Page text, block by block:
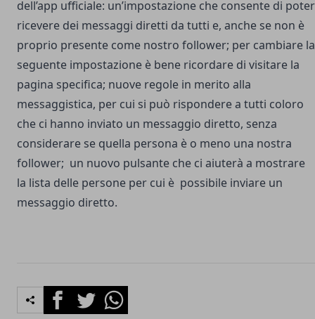
dell’app ufficiale: un’impostazione che consente di poter
ricevere dei messaggi diretti da tutti e, anche se non è
proprio presente come nostro follower; per cambiare la
seguente impostazione è bene ricordare di visitare la
pagina specifica; nuove regole in merito alla
messaggistica, per cui si può rispondere a tutti coloro
che ci hanno inviato un messaggio diretto, senza
considerare se quella persona è o meno una nostra
follower; un nuovo pulsante che ci aiuterà a mostrare
la lista delle persone per cui è possibile inviare un
messaggio diretto.
FacebookTwitterWhatsapp